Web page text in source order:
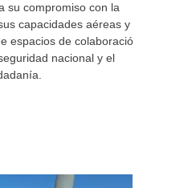
su compromiso con la
capacidades aéreas y
espacios de colaboración
nacional y el